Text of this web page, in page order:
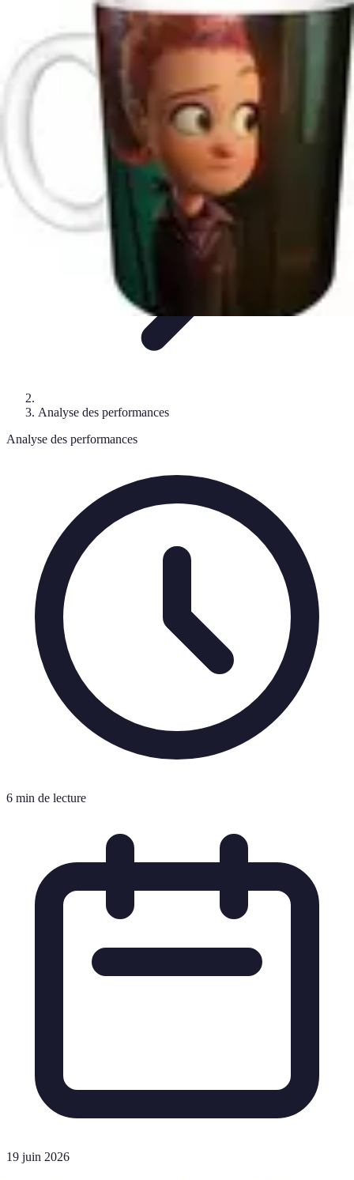
Analyse et performances
Actualités
Analyse des
performancesTendances Analyses
Basket Actu
Analyse des performances
Analyse des performances
6 min de lecture
19 juin 2026